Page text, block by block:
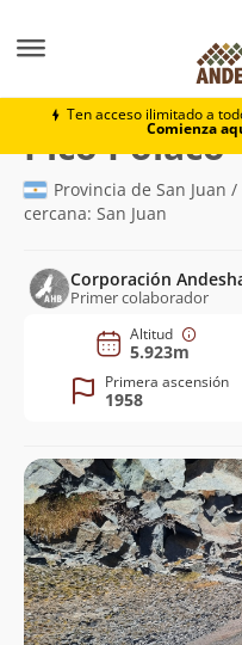
Ten acceso ilimitado a
Comienza
Pico
Pico Polaco
Provincia de San Juan
cercana: San Juan
Corporación
Primer colaborador
Altitud
5.923m
Primera ascensión
1958